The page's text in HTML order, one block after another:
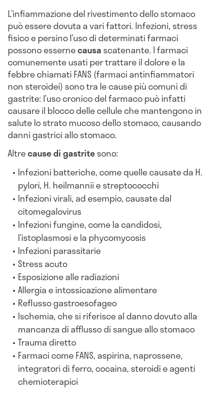
L’infiammazione del rivestimento dello stomaco
può essere dovuta a vari fattori. Infezioni, stress
fisico e persino l’uso di determinati farmaci
possono essernecausa scatenante. I farmaci
comunemente usati per trattare il dolore e la
febbre chiamati FANS (farmaci antinfiammatori
non steroidei) sono tra le cause più comuni di
gastrite: l’uso cronico del farmaco può infatti
causare il blocco delle cellule che mantengono in
salute lo strato mucoso dello stomaco, causando
danni gastrici allo stomaco.
Altrecause di gastritesono:
Infezioni batteriche, come quelle causate da H.
pylori, H. heilmannii e streptococchi
Infezioni virali, ad esempio, causate dal
citomegalovirus
Infezioni fungine, come la candidosi,
l’istoplasmosi e la phycomycosis
Infezioni parassitarie
Stress acuto
Esposizione alle radiazioni
Allergia e intossicazione alimentare
Reflusso gastroesofageo
Ischemia, che si riferisce al danno dovuto alla
mancanza di afflusso di sangue allo stomaco
Trauma diretto
Farmaci come FANS, aspirina, naprossene,
integratori di ferro, cocaina, steroidi e agenti
chemioterapici